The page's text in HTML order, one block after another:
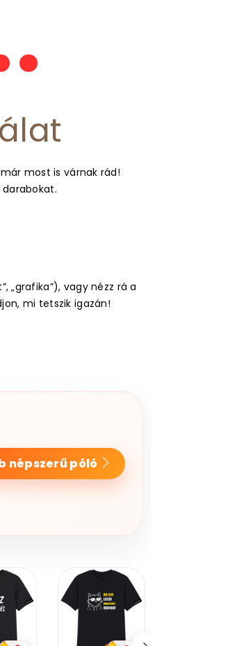
most is várnak rád!
„grafika”), vagy nézz rá a
mi tetszik igazán!
népszerű póló